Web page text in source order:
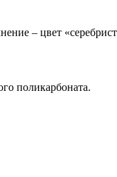
– цвет
поликарбоната.